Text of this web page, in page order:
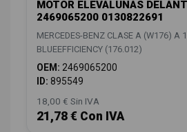
MOTOR ELEVALUNAS
2469065200 0130822691
MERCEDES-BENZ CLASE A (W176) A
BLUEEFFICIENCY (176.012)
OEM: 2469065200
ID: 895549
18,00 € Sin IVA
21,78 € Con IVA